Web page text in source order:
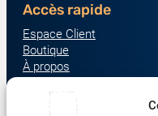
Accès rapide
Espace Client
Boutique
À propos
Nos catégories